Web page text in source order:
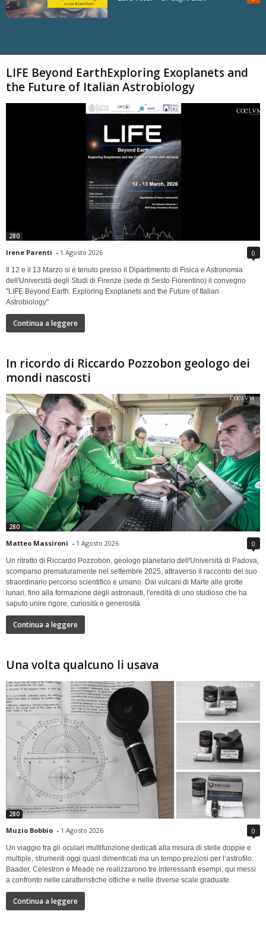
LIFE Beyond EarthExploring Exoplanets and
the Future of Italian Astrobiology
280
Irene Parenti - 1 Agosto 2026 0
Il 12 e il 13 Marzo si è tenuto presso il Dipartimento di Fisica e Astronomia
dell'Università degli Studi di Firenze (sede di Sesto Fiorentino) il convegno
"LIFE Beyond Earth. Exploring Exoplanets and the Future of Italian
Astrobiology"
Continua a leggere
In ricordo di Riccardo Pozzobon geologo dei
mondi nascosti
280
Matteo Massironi - 1 Agosto 2026 0
Un ritratto di Riccardo Pozzobon, geologo planetario dell'Università di Padova,
scomparso prematuramente nel settembre 2025, attraverso il racconto del suo
straordinario percorso scientifico e umano. Dai vulcani di Marte alle grotte
lunari, fino alla formazione degli astronauti, l'eredità di uno studioso che ha
saputo unire rigore, curiosità e generosità
Continua a leggere
Una volta qualcuno li usava
280
Muzio Bobbio - 1 Agosto 2026 0
Un viaggio tra gli oculari multifunzione dedicati alla misura di stelle doppie e
multiple, strumenti oggi quasi dimenticati ma un tempo preziosi per l’astrofilo.
Baader, Celestron e Meade ne realizzarono tre interessanti esempi, qui messi
a confronto nelle caratteristiche ottiche e nelle diverse scale graduate.
Continua a leggere